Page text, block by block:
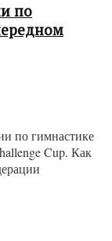
по
по гимнастике
Cup. Как